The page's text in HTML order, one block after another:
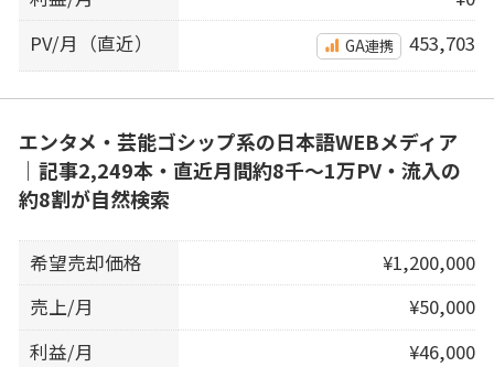
PV/月（直近）
GA連携 453,703
エンタメ・芸能ゴシップ系の日本語WEBメディア
｜記事2,249本・直近月間約8千〜1万PV・流入の
約8割が自然検索
希望売却価格
¥1,200,000
売上/月
¥50,000
利益/月
¥46,000